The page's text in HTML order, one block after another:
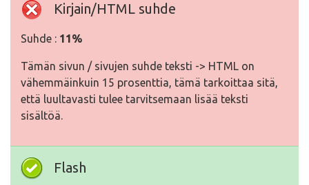
Kirjain/HTML suhde
Suhde : 11%
Tämän sivun / sivujen suhde teksti -> HTML on
vähemmäinkuin 15 prosenttia, tämä tarkoittaa sitä,
että luultavasti tulee tarvitsemaan lisää teksti
sisältöä.
Flash